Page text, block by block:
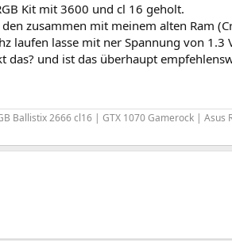
Kit mit 3600 und cl 16 geholt.
zusammen mit meinem alten Ram
laufen lasse mit ner Spannung von 1.3
das? und ist das überhaupt
Ballistix 2666 cl16 | GTX 1070 Gamerock | Asus